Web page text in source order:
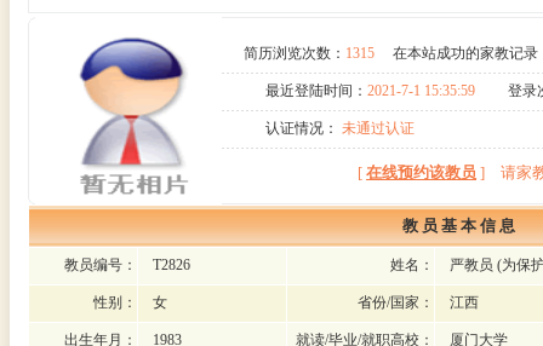
简历浏览次数： 1315 在本站成功的家教记
最近登陆时间： 2021-7-1 15:35:59 登录
认证情况： 未通过认证
[ 在线预约该教员 ] 请家
教 员 基 本 信 息
教员编号： T2826 姓名： 严教员 (为保
性别： 女 省份/国家： 江西
出生年月： 1983 就读/毕业/就职高校： 厦门大学